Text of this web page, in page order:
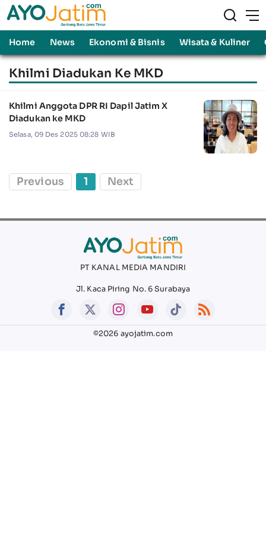
Home News Ekonomi & Bisnis Wisata & Kuliner
Khilmi Diadukan Ke MKD
Khilmi Anggota DPR RI Dapil Jatim X
Diadukan ke MKD
Selasa, 09 Des 2025 08:28 WIB
Previous 1 Next
PT KANAL MEDIA MANDIRI
Jl. Kaca Piring No. 6 Surabaya
©2026 ayojatim.com